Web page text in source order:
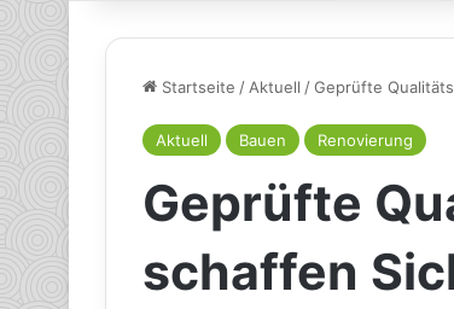
Startseite /Aktuell /Geprüfte
Aktuell Bauen Renovierung
Geprüfte
schaffen